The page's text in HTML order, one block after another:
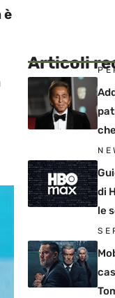
è
Articoli
di
le